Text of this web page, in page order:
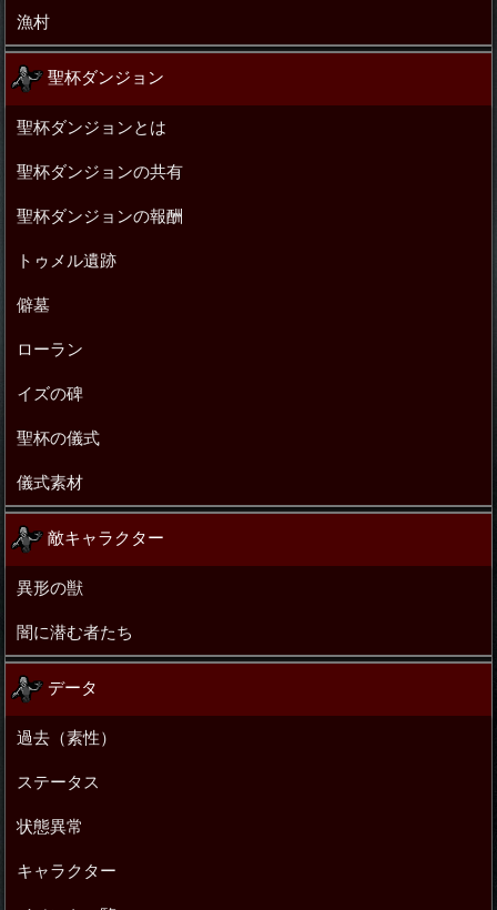
漁村
聖杯ダンジョン
聖杯ダンジョンとは
聖杯ダンジョンの共有
聖杯ダンジョンの報酬
トゥメル遺跡
僻墓
ローラン
イズの碑
聖杯の儀式
儀式素材
敵キャラクター
異形の獣
闇に潜む者たち
データ
過去（素性）
ステータス
状態異常
キャラクター